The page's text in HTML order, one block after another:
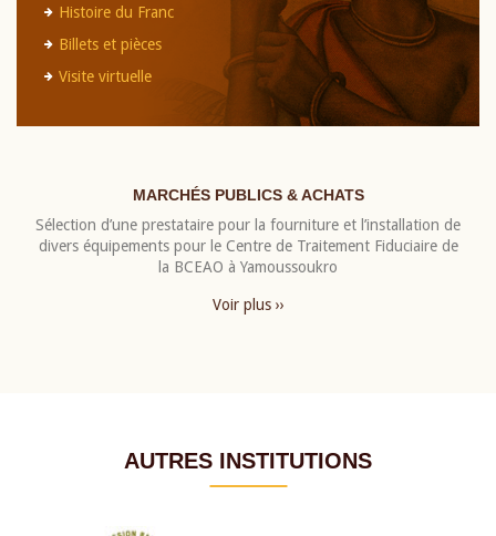
Histoire du Franc
Billets et pièces
Visite virtuelle
MARCHÉS PUBLICS & ACHATS
Sélection d’une prestataire pour la fourniture et l’installation de
divers équipements pour le Centre de Traitement Fiduciaire de
la BCEAO à Yamoussoukro
Voir plus ››
AUTRES INSTITUTIONS